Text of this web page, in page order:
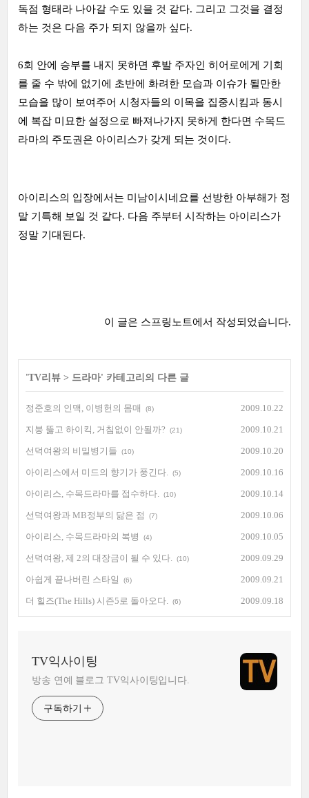
독점 형태라 나아갈 수도 있을 것 같다. 그리고 그것을 결정
하는 것은 다음 주가 되지 않을까 싶다.
6회 안에 승부를 내지 못하면 후발 주자인 히어로에게 기회
를 줄 수 밖에 없기에 초반에 화려한 모습과 이슈가 될만한
모습을 많이 보여주어 시청자들의 이목을 집중시킴과 동시
에 복잡 미묘한 설정으로 빠져나가지 못하게 한다면 수목드
라마의 주도권은 아이리스가 갖게 되는 것이다.
아이리스의 입장에서는 미남이시네요를 선방한 아부해가 정
말 기특해 보일 것 같다. 다음 주부터 시작하는 아이리스가
정말 기대된다.
이 글은 스프링노트에서 작성되었습니다.
'TV리뷰 > 드라마' 카테고리의 다른 글
정준호의 인맥, 이병헌의 몸매 (8) 2009.10.22
지붕 뚫고 하이킥, 거침없이 안될까? (21) 2009.10.21
선덕여왕의 비밀병기들 (10) 2009.10.20
아이리스에서 미드의 향기가 풍긴다. (5) 2009.10.16
아이리스, 수목드라마를 접수하다. (10) 2009.10.14
선덕여왕과 MB정부의 닮은 점 (7) 2009.10.06
아이리스, 수목드라마의 복병 (4) 2009.10.05
선덕여왕, 제 2의 대장금이 될 수 있다. (10) 2009.09.29
아쉽게 끝나버린 스타일 (6) 2009.09.21
더 힐즈(The Hills) 시즌5로 돌아오다. (6) 2009.09.18
TV익사이팅
방송 연예 블로그 TV익사이팅입니다.
구독하기